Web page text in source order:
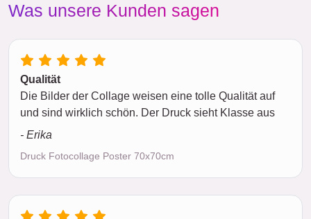
Was unsere Kunden sagen
Qualität
Die Bilder der Collage weisen eine tolle Qualität auf
und sind wirklich schön. Der Druck sieht Klasse aus
- Erika
Druck Fotocollage Poster 70x70cm